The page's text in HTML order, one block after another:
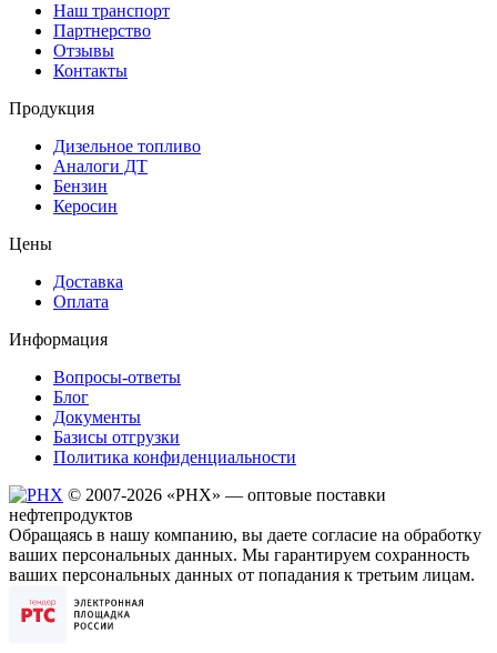
Наш транспорт
Партнерство
Отзывы
Контакты
Продукция
Дизельное топливо
Аналоги ДТ
Бензин
Керосин
Цены
Доставка
Оплата
Информация
Вопросы-ответы
Блог
Документы
Базисы отгрузки
Политика конфиденциальности
© 2007-2026 «РHХ» — оптовые поставки
нефтепродуктов
Обращаясь в нашу компанию, вы даете согласие на обработку
ваших персональных данных. Мы гарантируем сохранность
ваших персональных данных от попадания к третьим лицам.